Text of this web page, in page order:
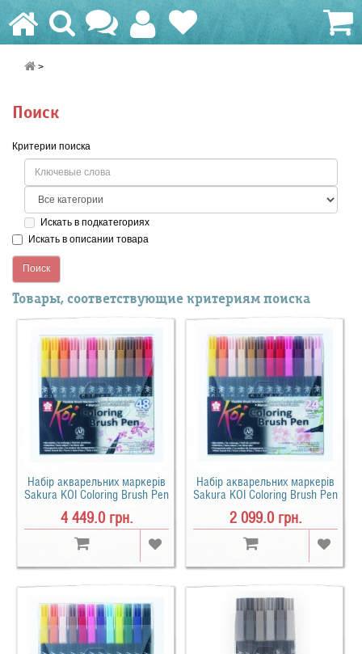
Поиск
Критерии поиска
Искать в подкатегориях
Искать в описании товара
Товары, соответствующие критериям поиска
Набір акварельних маркерів
Sakura KOI Coloring Brush Pen
4 449.0 грн.
Набір акварельних маркерів
Sakura KOI Coloring Brush Pen
2 099.0 грн.